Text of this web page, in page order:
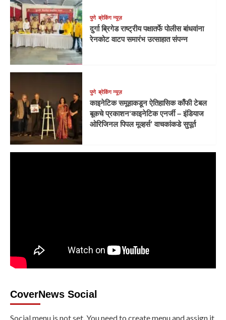
पुणे ब्रेकिंग न्यूज़
दुर्गा ब्रिगेड राष्ट्रीय पक्षातर्फे पोलीस बांधवांना
रेनकोट वाटप समारंभ उत्साहात संपन्न
पुणे ब्रेकिंग न्यूज़
काइनेटिक समूहाकडून ऐतिहासिक काँफी टेबल
बूकचे प्रकाशन‘काइनेटिक एनर्जी – इंडियाज
ओरिजिनल पिपल मूव्हर्स’ वाचकांकडे सुपूर्त
CoverNews Social
Social menu is not set. You need to create menu and assign it